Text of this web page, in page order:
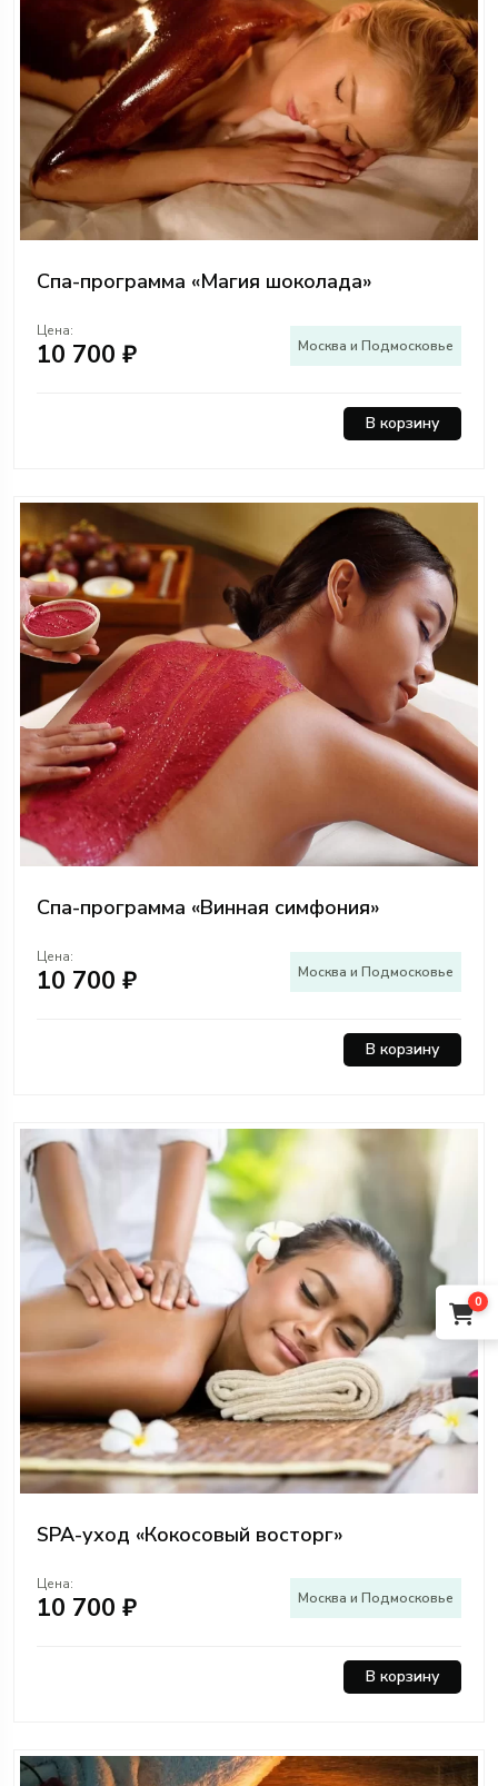
0
Спа-программа «Магия шоколада»
Цена:
10 700 ₽ Москва и Подмосковье
В корзину
Спа-программа «Винная симфония»
Цена:
10 700 ₽ Москва и Подмосковье
В корзину
SPA-уход «Кокосовый восторг»
Цена:
10 700 ₽ Москва и Подмосковье
В корзину